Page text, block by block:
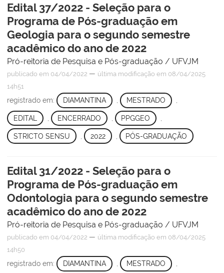
Edital 37/2022 - Seleção para o
Programa de Pós-graduação em
Geologia para o segundo semestre
acadêmico do ano de 2022
Pró-reitoria de Pesquisa e Pós-graduação / UFVJM
publicado em 04/04/2022 — última modificação em 08/04/2025
14h51
registrado em: DIAMANTINA , MESTRADO ,
EDITAL ENCERRADO PPGGEO
STRICTO SENSU 2022 PÓS-GRADUAÇÃO
Edital 31/2022 - Seleção para o
Programa de Pós-graduação em
Odontologia para o segundo semestre
acadêmico do ano de 2022
Pró-reitoria de Pesquisa e Pós-graduação / UFVJM
publicado em 04/04/2022 — última modificação em 08/04/2025
14h50
registrado em: DIAMANTINA , MESTRADO ,